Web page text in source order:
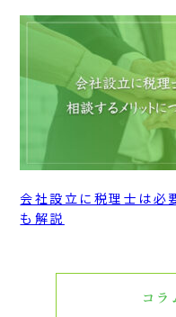
会社設立に税理士は必
も解説
コラ